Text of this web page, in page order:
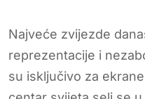
Najveće zvijezde
reprezentacije i
su isključivo za